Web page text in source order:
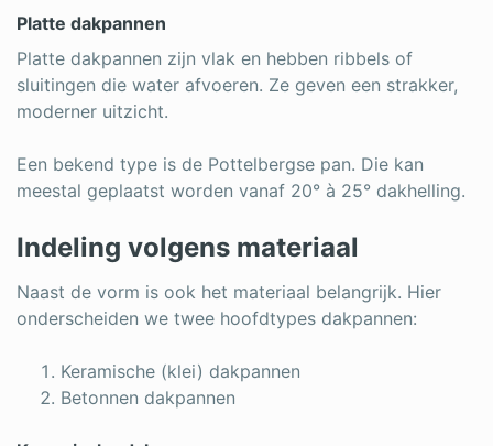
Platte dakpannen
Platte dakpannen zijn vlak en hebben ribbels of
sluitingen die water afvoeren. Ze geven een strakker,
moderner uitzicht.
Een bekend type is de Pottelbergse pan. Die kan
meestal geplaatst worden vanaf 20° à 25° dakhelling.
Indeling volgens materiaal
Naast de vorm is ook het materiaal belangrijk. Hier
onderscheiden we twee hoofdtypes dakpannen:
Keramische (klei) dakpannen
Betonnen dakpannen